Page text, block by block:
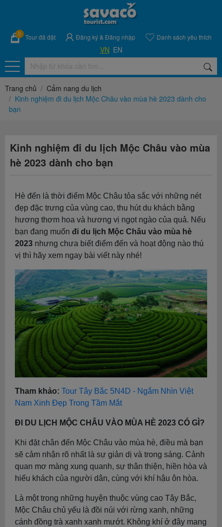
0 Tour đã đặt Đăng ký& Đăng nhập Danh sách yêu thích
VN EN
Trang chủ
Cẩm nang du lịch
Kinh nghiệm đi du lịch Mộc Châu vào mùa hè 2023 dành cho
bạn
Kinh nghiệm đi du lịch Mộc Châu vào mùa
hè 2023 dành cho bạn
Hè đến là thời điểm Mộc Châu tỏa sắc với những nét
đẹp đặc trưng của vùng cao, thu hút du khách bằng
hương thơm hoa và hương vị ngọt ngào của quả. Nếu
bạn đang muốn đi du lịch Mộc Châu vào mùa hè
2023 nhưng chưa biết điểm đến và hoạt động nào thú
vị thì hãy xem ngay bài viết này nhé!
Tham khảo: Tour Tây Bắc 5N4D - Ngắm Nhìn Việt
Nam Xinh Đẹp Trong Tầm Mắt
ĐI DU LỊCH MỘC CHÂU VÀO MÙA HÈ 2023 CÓ GÌ?
Khi đặt chân đến Mộc Châu vào mùa hè, điều mà bạn
sẽ cảm nhận rõ nhất là sự giản dị và trong sáng. Cảnh
quan mơ màng xung quanh, sự thân thiện, hiền hòa và
hiếu khách của người dân, cùng với khí hậu ôn hòa.
Là một trong những huyện thuộc vùng cao Tây Bắc,
Mộc Châu chủ yếu là đồi núi với rừng xanh, những
cánh đồng trà xanh xanh mướt. Không khí ở đây mang